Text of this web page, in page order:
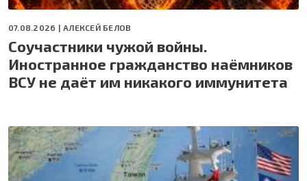
07.08.2026 | АЛЕКСЕЙ БЕЛОВ
Соучастники чужой войны.
Иностранное гражданство наёмников
ВСУ не даёт им никакого иммунитета